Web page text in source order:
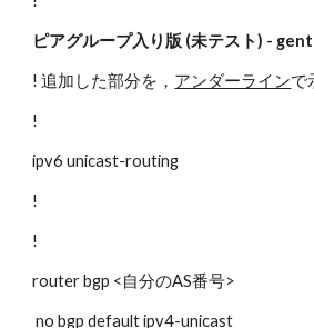
ピアグループ入り版 (未テスト) -
! 追加した部分を， アンダーラインで
!
ipv6 unicast-routing
!
!
router bgp <自分のAS番号>
no bgp default ipv4-unicast